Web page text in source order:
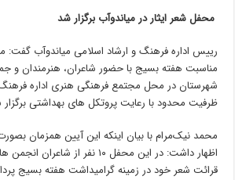
محفل شعر ایثار در میاندوآب برگزار شد
رییس اداره فرهنگ و ارشاد اسلامی میاندوآب گفت:
مناسبت هفته بسیج با حضور شاعران، هنرمندان و
شهرستان‌ در محل مجتمع فرهنگی هنری اداره فرهنگ
ظرفیت محدود با رعایت پروتکل های بهداشتی
محمد نیک‌مرام با بیان اینکه این آیین همزمان
اظهار داشت: در این محفل ۱۰ نفر از
قرائت شعر خود در زمینه گرامیداشت هفته بسیج